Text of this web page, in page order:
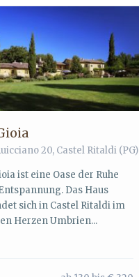
20, Castel Ritaldi(PG)
ist eine Oase der Ruhe
Das Haus
sich in Castel Ritaldi im
Herzen Umbrien...